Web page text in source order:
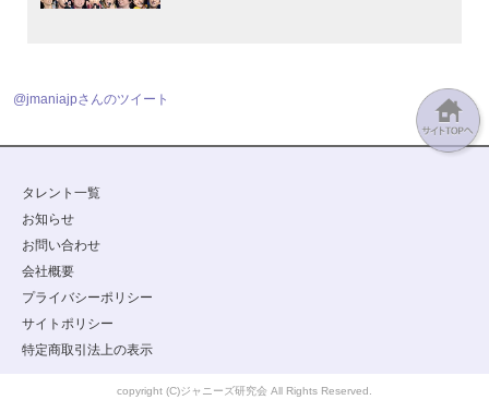
@jmaniajpさんのツイート
タレント一覧
お知らせ
お問い合わせ
会社概要
プライバシーポリシー
サイトポリシー
特定商取引法上の表示
copyright (C)ジャニーズ研究会 All Rights Reserved.